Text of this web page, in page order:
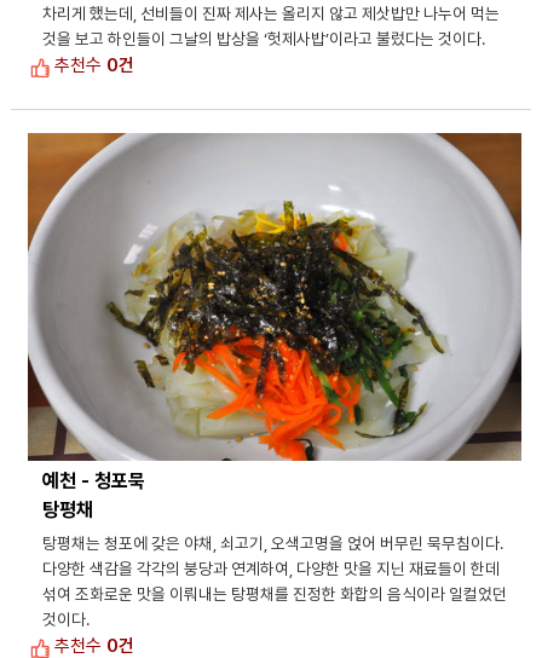
차리게 했는데, 선비들이 진짜 제사는 올리지 않고 제삿밥만 나누어 먹는
것을 보고 하인들이 그날의 밥상을 ‘헛제사밥’이라고 불렀다는 것이다.
추천수 0건
예천 - 청포묵
탕평채
탕평채는 청포에 갖은 야채, 쇠고기, 오색고명을 얹어 버무린 묵무침이다.
다양한 색감을 각각의 붕당과 연계하여, 다양한 맛을 지닌 재료들이 한데
섞여 조화로운 맛을 이뤄내는 탕평채를 진정한 화합의 음식이라 일컬었던
것이다.
추천수 0건